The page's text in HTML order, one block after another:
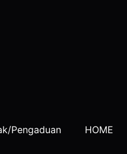
Pengaduan HOME